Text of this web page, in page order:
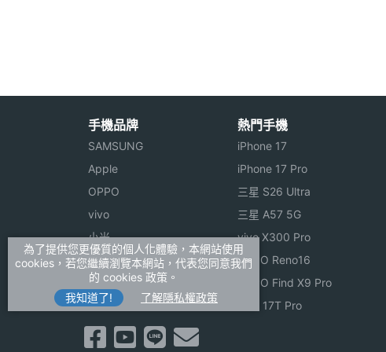
手機品牌
SAMSUNG
Apple
OPPO
vivo
小米
ASUS
Sony
realme
熱門手機
iPhone 17
iPhone 17 Pro
三星 S26 Ultra
三星 A57 5G
vivo X300 Pro
OPPO Reno16
OPPO Find X9 Pro
小米 17T Pro
為了提供您更優質的個人化體驗，本網站使用
cookies，若您繼續瀏覽本網站，代表您同意我們
的 cookies 政策。
我知道了!
了解隱私權政策